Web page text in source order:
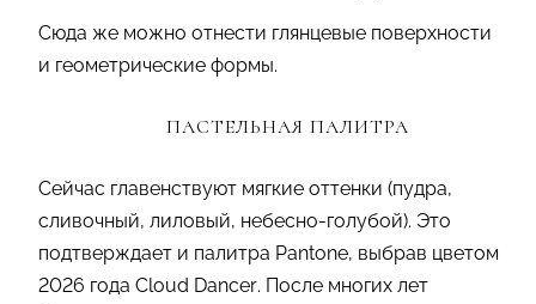
Сюда же можно отнести глянцевые поверхности
и геометрические формы.
ПАСТЕЛЬНАЯ ПАЛИТРА
Сейчас главенствуют мягкие оттенки (пудра,
сливочный, лиловый, небесно-голубой). Это
подтверждает и палитра Pantone, выбрав цветом
2026 года Cloud Dancer. После многих лет